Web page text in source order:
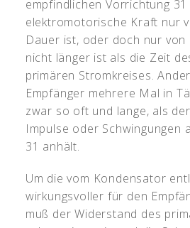
empfindlichen Vorrichtung 31
elektromotorische Kraft nur
Dauer ist, oder doch nur von
nicht länger ist als die Zeit
primären Stromkreises.
Empfänger mehrere Mal in
zwar so oft und lange, als
Impulse oder Schwingungen
31 anhält.
Um die vom Kondensator
wirkungsvoller für den
muß der Widerstand des